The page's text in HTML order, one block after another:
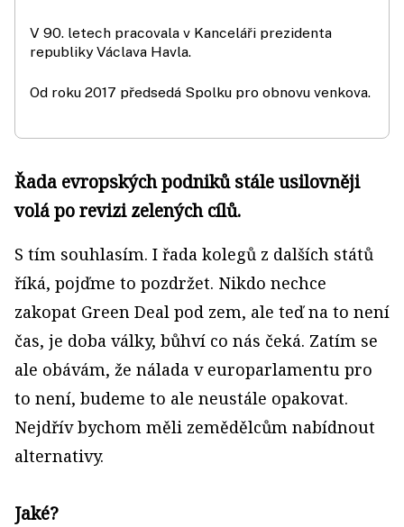
V 90. letech pracovala v Kanceláři prezidenta
republiky Václava Havla.
Od roku 2017 předsedá Spolku pro obnovu venkova.
Řada evropských podniků stále usilovněji
volá po revizi zelených cílů.
S tím souhlasím. I řada kolegů z dalších států
říká, pojďme to pozdržet. Nikdo nechce
zakopat Green Deal pod zem, ale teď na to není
čas, je doba války, bůhví co nás čeká. Zatím se
ale obávám, že nálada v europarlamentu pro
to není, budeme to ale neustále opakovat.
Nejdřív bychom měli zemědělcům nabídnout
alternativy.
Jaké?